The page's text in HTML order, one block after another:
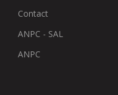
Contact
ANPC - SAL
ANPC